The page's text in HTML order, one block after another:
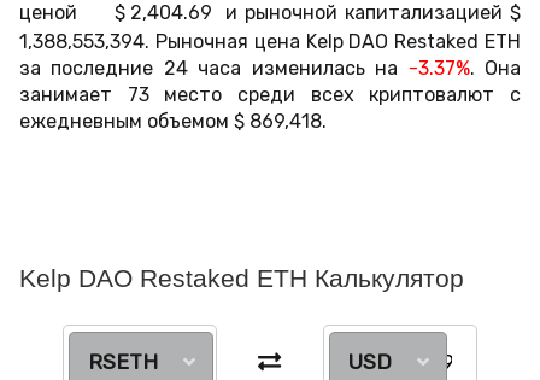
ценой
$ 2,404.69 и рыночной капитализацией$
1,388,553,394. Рыночная цена Kelp DAO Restaked ETH
за последние 24 часа изменилась на -3.37%. Она
занимает 73 место среди всех криптовалют с
ежедневным объемом $ 869,418.
Kelp DAO Restaked ETH Калькулятор
RSETH USD